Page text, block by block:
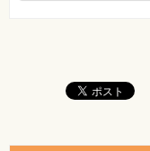
◆Chapter 9 自社のデ
Lesson 56 自社のデ